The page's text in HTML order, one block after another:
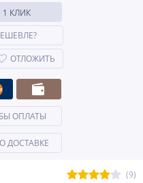
(9)
1 КЛИК
ОТЛОЖИТЬ
ОПЛАТЫ
ДОСТАВКЕ